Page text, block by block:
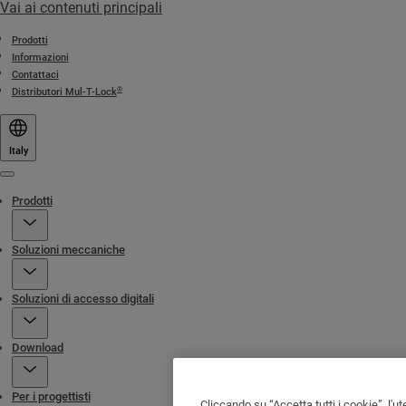
Vai ai contenuti principali
Prodotti
Informazioni
Contattaci
Distributori Mul-T-Lock®
Italy
Prodotti
Soluzioni meccaniche
Soluzioni di accesso digitali
Download
Per i progettisti